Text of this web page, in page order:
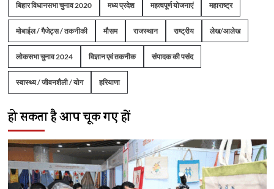
बिहार विधानसभा चुनाव 2020 मध्य प्रदेश महत्वपूर्ण योजनाएं महाराष्ट्र
मोबाईल / गैजेट्स / तकनीकी मौसम राजस्थान राष्ट्रीय लेख/आलेख
लोकसभा चुनाव 2024 विज्ञान एवं तकनीक संपादक की पसंद
स्वास्थ्य / जीवनशैली / योग हरियाणा
हो सकता है आप चूक गए हों